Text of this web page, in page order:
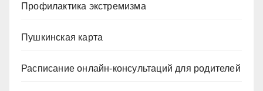
Профилактика экстремизма
Пушкинская карта
Расписание онлайн-консультаций для родителей